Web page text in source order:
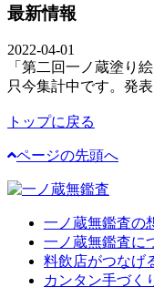
最新情報
2022-04-01
「第二回一ノ蔵塗り
只今集計中です。発
トップに戻る
ページの先頭へ
一ノ蔵無鑑査の
一ノ蔵無鑑査に
料飲店がつなげ
カンタン手づく